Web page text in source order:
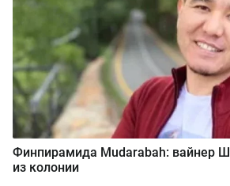
Финпирамида Mudarabah: вайнер
из колонии